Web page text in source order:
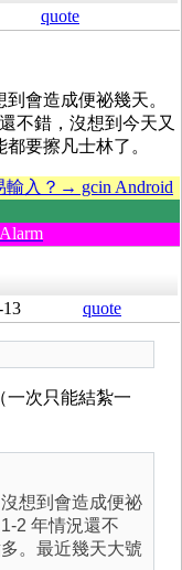
quote
會造成便祕幾天。
不錯，沒想到今天又
要擦凡士林了。
輸入？→ gcin Android
13 quote
一次只能結紮一
想到會造成便祕
2 年情況還不
。最近幾天大號